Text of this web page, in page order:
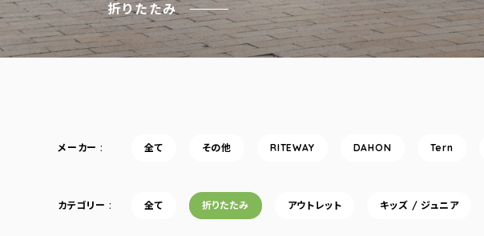
折りたたみ
メーカー 全て その他 RITEWAY DAHON Tern
カテゴリー 全て 折りたたみ アウトレット キッズ / ジュニア